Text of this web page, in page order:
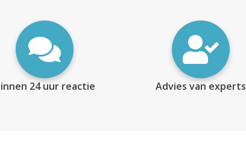
24 uur reactie Advies van experts